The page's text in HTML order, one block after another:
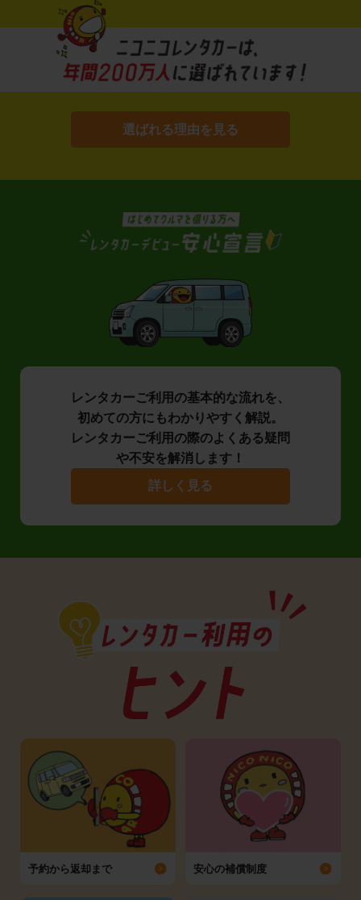
選ばれる理由を見る
レンタカーご利用の基本的な流れを、
初めての方にもわかりやすく解説。
レンタカーご利用の際のよくある疑問
や不安を解消します！
詳しく見る
予約から返却まで 安心の補償制度